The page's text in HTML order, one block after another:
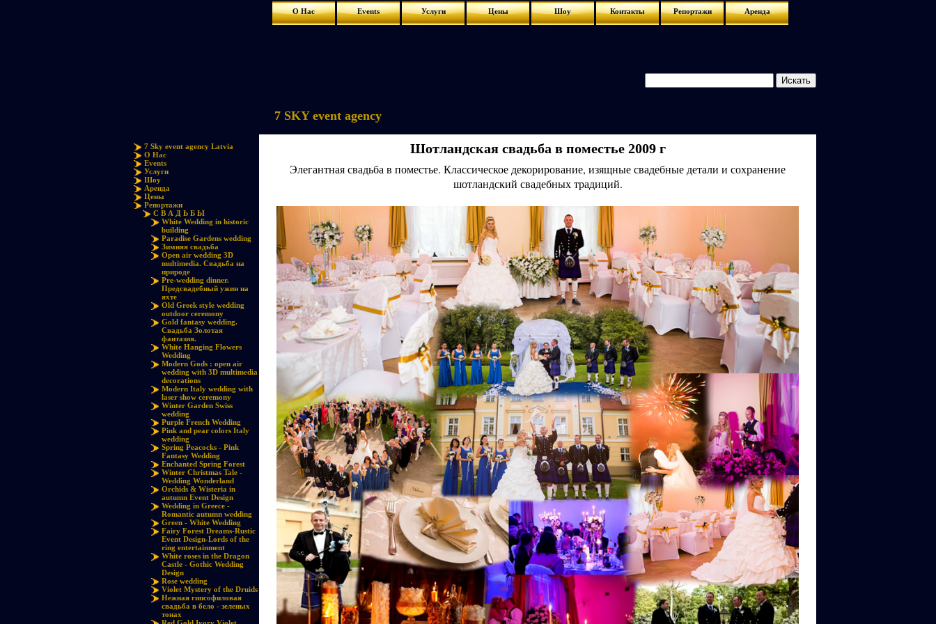
О Нас Events Услуги Цены Шоу Контакты Репортажи Аренда
7 Sky event agency Latvia
О Нас
Events
Услуги
Шоу
Аренда
Цены
Репортажи
С В А Д Ь Б Ы
White Wedding in historic
building
Paradise Gardens wedding
Зимняя свадьба
Open air wedding 3D
multimedia. Свадьба на
природе
Pre-wedding dinner.
Предсвадебный ужин на
яхте
Old Greek style wedding
outdoor ceremony
Gold fantasy wedding.
Свадьба Золотая
фантазия.
White Hanging Flowers
Wedding
Modern Gods : open air
wedding with 3D multimedia
decorations
Modern Italy wedding with
laser show ceremony
Winter Garden Swiss
wedding
Purple French Wedding
Pink and pear colors Italy
wedding
Spring Peacocks - Pink
Fantasy Wedding
Enchanted Spring Forest
Winter Christmas Tale -
Wedding Wonderland
Orchids & Wisteria in
autumn Event Design
Wedding in Greece -
Romantic autumn wedding
Green - White Wedding
Fairy Forest Dreams-Rustic
Event Design-Lords of the
ring entertainment
White roses in the Dragon
Castle - Gothic Wedding
Design
Rose wedding
Violet Mystery of the Druids
Нежная гипсофиловая
свадьба в бело - зеленых
тонах
7 SKY event agency
Шотландская свадьба в поместье 2009 г
Элегантная свадьба в поместье. Классическое декорирование, изящные свадебные детали и сохранение
шотландский свадебных традиций.